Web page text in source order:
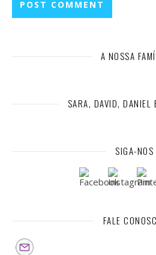
A NOSSA
SARA, DAVID, DANIEL
SIGA-NOS
FALE